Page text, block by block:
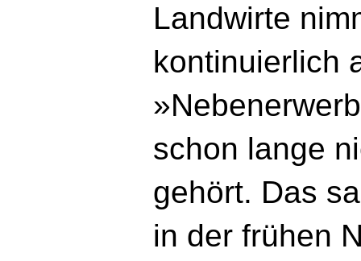
Landwirte
kontinuierlich
schon lange
gehört. Das
in der frühen